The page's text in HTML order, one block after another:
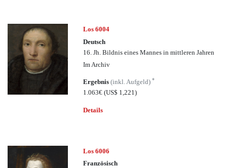
Los 6004
Deutsch
16. Jh. Bildnis eines Mannes in mittleren Jahren
Im Archiv
Ergebnis(inkl. Aufgeld)*
1.063€(US$ 1,221)
Details
Los 6006
Französisch